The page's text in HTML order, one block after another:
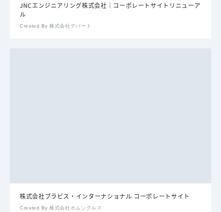
JNCエンジニアリング株式会社｜コーポレートサイトリニューア
ル
Created By 株式会社デパート
株式会社ブラビス・インターナショナル コーポレートサイト
Created By 株式会社ホムンクルス